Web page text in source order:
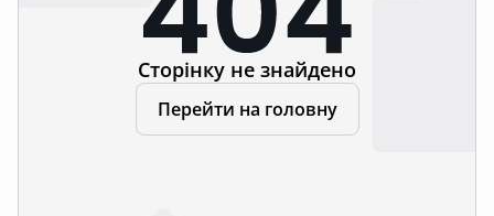
Сторінку не знайдено
Перейти на головну